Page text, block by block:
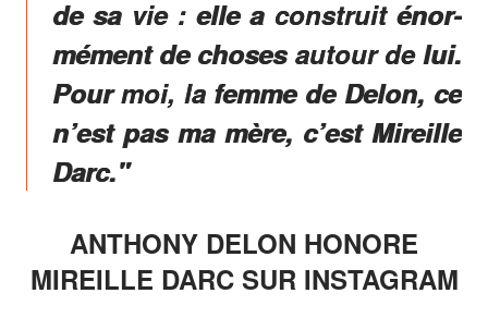
de sa vie : elle a construit énor­
mé­ment de choses autour de lui.
Pour moi, la femme de Delon, ce
n’est pas ma mère, c’est Mireille
Darc."
ANTHONY DELON HONORE
MIREILLE DARC SUR INSTAGRAM